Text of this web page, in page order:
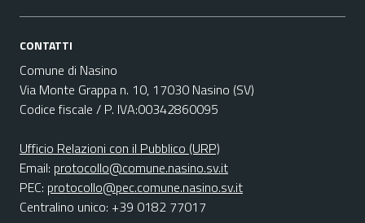
CONTATTI
Comune di Nasino
Via Monte Grappa n. 10, 17030 Nasino (SV)
Codice fiscale / P. IVA:00342860095
Ufficio Relazioni con il Pubblico (URP)
Email: protocollo@comune.nasino.sv.it
PEC: protocollo@pec.comune.nasino.sv.it
Centralino unico: +39 0182 77017